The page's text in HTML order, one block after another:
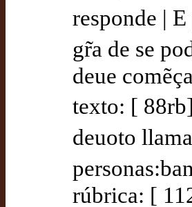
responde |
gr̃a de se
deue
texto: [
deuoto
rúbrica: [